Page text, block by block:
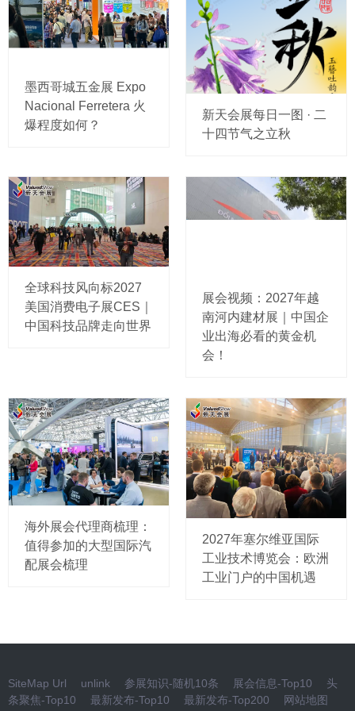
墨西哥城五金展 Expo
Nacional Ferretera 火
爆程度如何？
新天会展每日一图 · 二
十四节气之立秋
全球科技风向标2027
美国消费电子展CES｜
中国科技品牌走向世界
展会视频：2027年越
南河内建材展｜中国企
业出海必看的黄金机
会！
海外展会代理商梳理：
值得参加的大型国际汽
配展会梳理
2027年塞尔维亚国际
工业技术博览会：欧洲
工业门户的中国机遇
SiteMap Url unlink 参展知识-随机10条 展会信息-Top10
头
条聚焦-Top10
最新发布-Top10 最新发布-Top200
网站地图